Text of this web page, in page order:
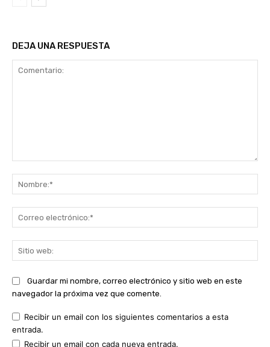
DEJA UNA RESPUESTA
Guardar mi nombre, correo electrónico y sitio web en este
navegador la próxima vez que comente.
Recibir un email con los siguientes comentarios a esta
entrada.
Recibir un email con cada nueva entrada.